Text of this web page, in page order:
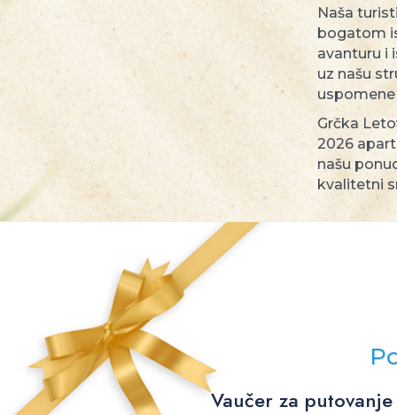
Naša
bogatom
avanturu i
uz našu
Grčka
2026
našu
kvalitetni
Vaučer za